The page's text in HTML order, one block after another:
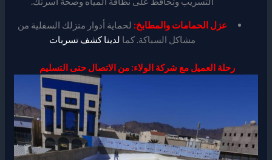
عزل الحمامات والمطابخ: لحماية أدوار منزلك السفلية من
مشاكل السباكة. كما لدينا كشف تسربات
رحلة العميل مع شركة الولاء: من الاتصال حتى التسليم